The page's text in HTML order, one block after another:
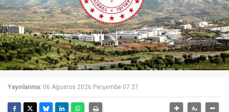
Yayınlanma: 06 Ağustos 2026 Perşembe 07:37